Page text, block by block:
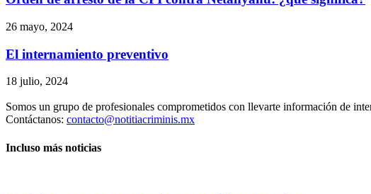
26 mayo, 2024
El internamiento preventivo
18 julio, 2024
Somos un grupo de profesionales comprometidos con llevarte información de
Contáctanos: contacto@notitiacriminis.mx
Incluso más noticias